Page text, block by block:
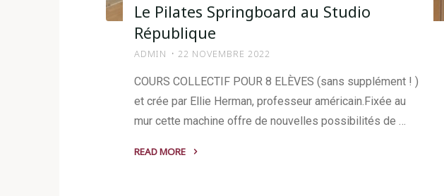
Le Pilates Springboard au Studio
République
ADMIN 22 NOVEMBRE 2022
COURS COLLECTIF POUR 8 ELÈVES (sans supplément ! )
et crée par Ellie Herman, professeur américain.Fixée au
mur cette machine offre de nouvelles possibilités de …
READ MORE